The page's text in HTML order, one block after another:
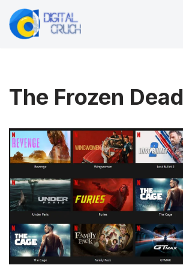
Aller
The Frozen Dead